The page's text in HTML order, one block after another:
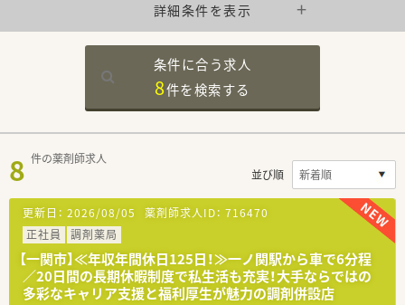
詳細条件を表示
条件に合う求人
8件を検索する
8 件の薬剤師求人
並び順
更新日： 2026/08/05 薬剤師求人ID： 716470
正社員
調剤薬局
【一関市】≪年収年間休日125日！≫一ノ関駅から車で6分程
／20日間の長期休暇制度で私生活も充実！大手ならではの
多彩なキャリア支援と福利厚生が魅力の調剤併設店